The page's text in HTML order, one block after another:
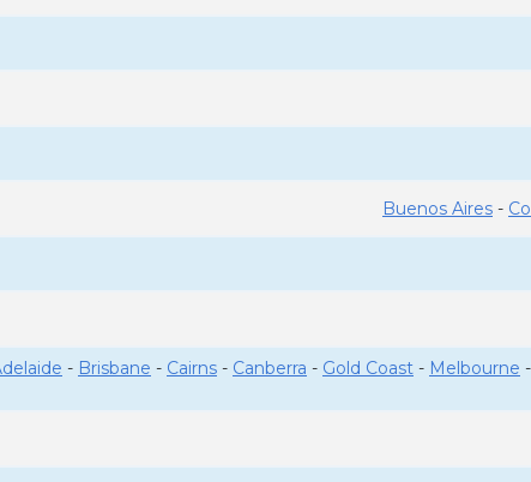
Buenos Aires -
- Brisbane - Cairns - Canberra - Gold Coast - Melbourne -